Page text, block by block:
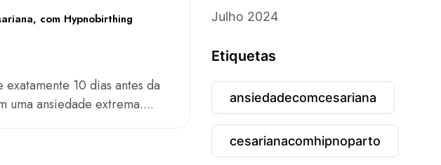
com Hypnobirthing
10 dias antes da
uma ansiedade extrema....
Julho 2024
Etiquetas
ansiedadecomcesariana
cesarianacomhipnoparto